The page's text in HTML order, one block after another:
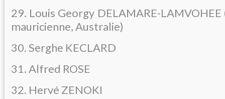
29. Louis Georgy DELAMARE-
mauricienne, Australie)
30. Serghe KECLARD
31. Alfred ROSE
32. Hervé ZENOKI